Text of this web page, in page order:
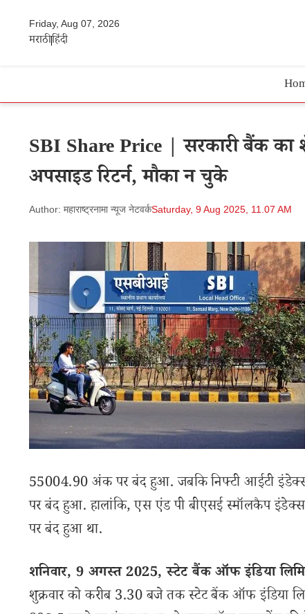
Friday, Aug 07, 2026
मराठीहिंदी
SBI Share Price | सरकारी बैंक का
अपसाइड रिटर्न, मौका न चुके
Author: महाराष्ट्रनामा न्यूज नेटवर्कSaturday, 9 Aug 2025, 11.07 AM
55004.90 अंक पर बंद हुआ. जबकि निफ्टी आईटी
पर बंद हुआ. हालांकि, एस एंड पी बीएसई स्मॉलकैप
पर बंद हुआ था.
शनिवार, 9 अगस्त 2025, स्टेट बैंक ऑफ इंडिया
शुक्रवार को करीब 3.30 बजे तक स्टेट बैंक ऑफ इंडिया